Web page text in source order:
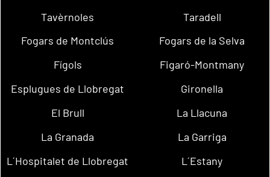
Tavèrnoles
Taradell
Fogars de Montclús
Fogars de la Selva
Fígols
Figaró-Montmany
Esplugues de Llobregat
Gironella
El Brull
La Llacuna
La Granada
La Garriga
L´Hospitalet de Llobregat
L´Estany